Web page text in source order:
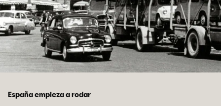
España empieza a rodar